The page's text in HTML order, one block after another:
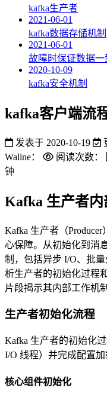
kafka生产者
2021-06-01
kafka数据存储机制
2021-06-01
故障时保证数据一
2020-10-09
kafka安全机制
kafka客户端流
发表于 2020-10-19
Waline：
阅读次数：
钟
Kafka 生产者
Kafka 生产者（
心保障。从初始化到消
制，包括异步 I/O、批
析生产者的初始化过程
片段揭示其内部工作机制
生产者初始化流程
Kafka 生产者的初始化
I/O 线程）并完成配置
核心组件初始化